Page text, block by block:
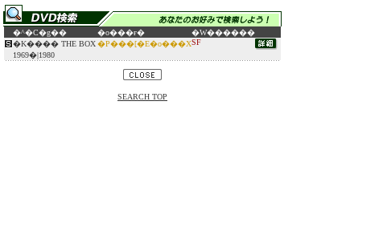
�^�C�g�� �o���ғ�
�W������
�K���� THE BOX
1969�|1980
�P���[�E�o���XSF
SEARCH TOP